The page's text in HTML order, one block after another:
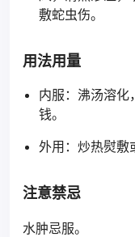
敷蛇虫伤。
用法用量
内服：沸汤溶
钱。
外用：炒热熨敷
注意禁忌
水肿忌服。